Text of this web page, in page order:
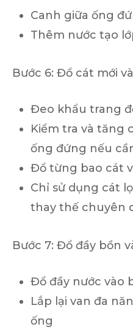
Canh giữa ống
Thêm nước tạo
Bước 6: Đổ cát mới
Đeo khẩu trang
Kiểm tra và tăng
ống đứng nếu
Đổ từng bao cát
Chỉ sử dụng cát
thay thế chuyên
Bước 7: Đổ đầy bồn
Đổ đầy nước vào
Lắp lại van đa
ống